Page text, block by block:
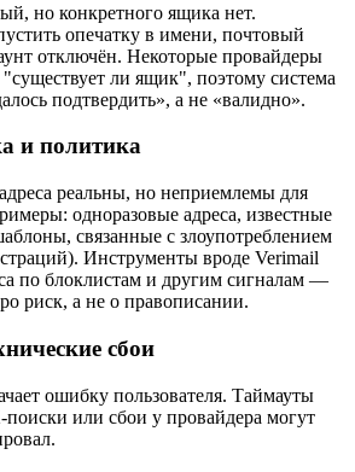
но конкретного ящика нет.
опечатку в имени, почтовый
отключён. Некоторые провайдеры
ли ящик", поэтому система
подтвердить», а не «валидно».
и политика
реальны, но неприемлемы для
одноразовые адреса, известные
связанные с злоупотреблением
Инструменты вроде Verimail
по блоклистам и другим сигналам —
риск, а не о правописании.
сбои
ошибку пользователя. Таймауты
или сбои у провайдера могут